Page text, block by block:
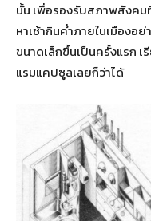
นั้น เพื่อรองรับสภาพสังคม
หาเช้ากินค่ำภายในเมืองอ
ขนาดเล็กขึ้นเป็นครั้งแรก เ
แรมแคปซูลเลยก็ว่าได้